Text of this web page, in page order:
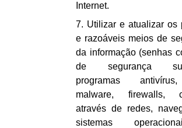
Internet.
7. Utilizar e atualizar os
e razoáveis meios de
da informação (senhas
de segurança
programas
malware, firewalls,
através de redes,
sistemas